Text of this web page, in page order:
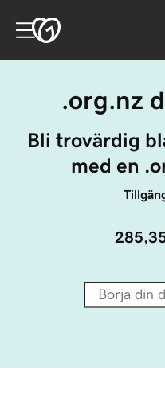
.org.nz
Bli trovärdig
med en